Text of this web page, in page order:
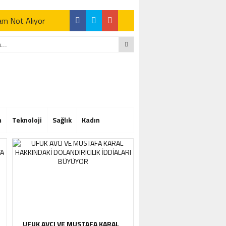
Not Alıyor
Not Alıyor
Teknoloji Sağlık Kadın
UFUK AVCI VE MUSTAFA KARAL